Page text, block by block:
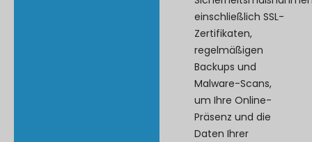
einschließlich SSL-
Zertifikaten,
regelmäßigen
Backups und
Malware-Scans,
um Ihre Online-
Präsenz und die
Daten Ihrer